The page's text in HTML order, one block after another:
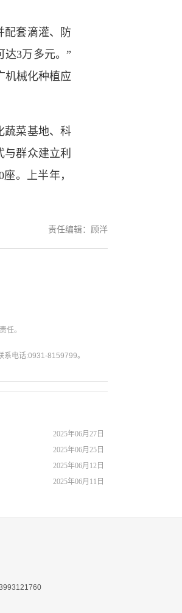
套滴灌、防
达3万多元。”
机械化种植应
菜基地、科
群众建立利
。上半年，
责任编辑：顾洋
任。
电话:0931-8159799。
2025年06月27日
2025年06月25日
2025年06月12日
2025年06月11日